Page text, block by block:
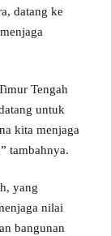
datang ke
Tengah
untuk
kita menjaga
tambahnya.
yang
nilai
bangunan